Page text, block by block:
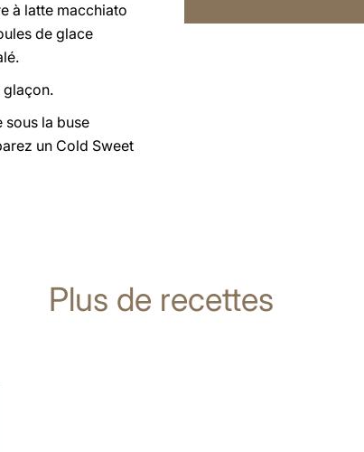
à latte macchiato
de glace
glaçon.
sous la buse
un Cold Sweet
Plus de recettes